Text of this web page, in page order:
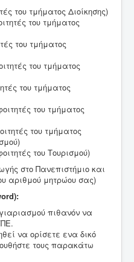
του τμήματος Διοίκησης)
του τμήματος
του τμήματος
του τμήματος
του τμήματος
του τμήματος
του τμήματος
του Τουρισμού)
στο Πανεπιστήμιο και
αριθμού μητρώου σας)
πιθανόν να
να ορίσετε ενα δικό
τους παρακάτω